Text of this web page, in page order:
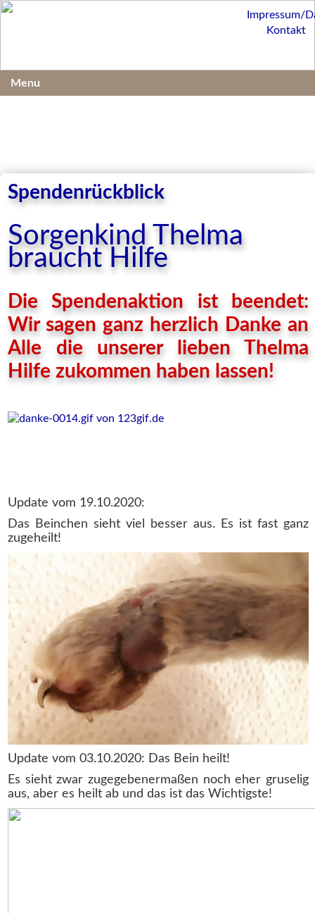
Spendenrückblick
Sorgenkind Thelma
braucht Hilfe
Die Spendenaktion ist beendet:
Wir sagen ganz herzlich Danke an
Alle die unserer lieben Thelma
Hilfe zukommen haben lassen!
Update vom 19.10.2020:
Das Beinchen sieht viel besser aus. Es ist fast ganz
zugeheilt!
Update vom 03.10.2020: Das Bein heilt!
Es sieht zwar zugegebenermaßen noch eher gruselig
aus, aber es heilt ab und das ist das Wichtigste!
Impressum/
Kontakt
Menu